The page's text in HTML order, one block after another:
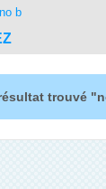
b
trouvé